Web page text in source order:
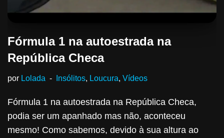
Fórmula 1 na autoestrada na
República Checa
por Lolada Insólitos, Loucura, Vídeos
Fórmula 1 na autoestrada na República Checa,
podia ser um apanhado mas não, aconteceu
mesmo! Como sabemos, devido à sua altura ao